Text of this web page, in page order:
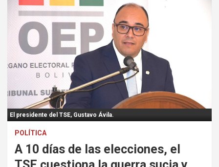
s
e
m
e
t
El presidente del TSE, Gustavo Ávila.
POLÍTICA
A 10 días de las elecciones, el